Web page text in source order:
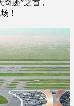
迹”之首 ,
！